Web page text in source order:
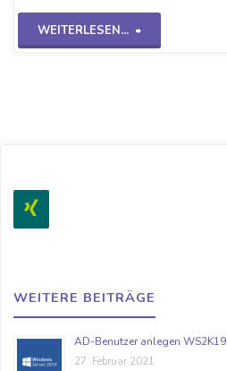
WEITERLESEN...
"Checkmk-
WEITERE BEITRÄGE
AD-Benutzer anlegen WS2K19
27. Februar 2021